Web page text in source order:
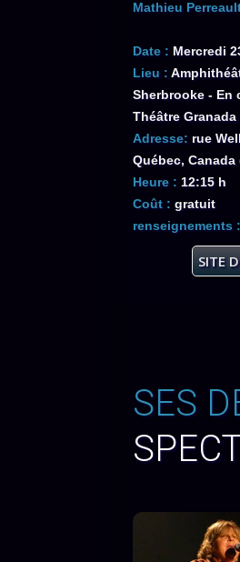
Mathieu
Date : Mercredi
Lieu :
Sherbrooke - En
Théâtre Granada
Adresse: rue
Québec,
Heure : 12:15 h
Coût : gratuit
renseignements :
SITE
SES